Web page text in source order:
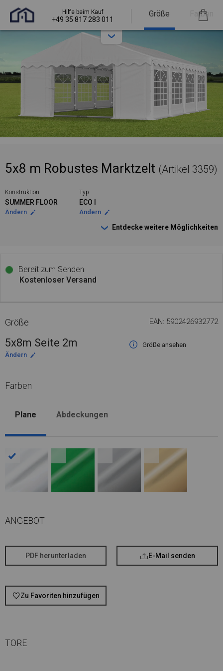
Hilfe beim Kauf
+49 35 817 283 011
Größe Farben
5x8 m Robustes Marktzelt (Artikel 3359)
Konstruktion
SUMMER FLOOR
Ändern
Typ
ECO I
Ändern
Entdecke weitere Möglichkeiten
Bereit zum Senden
Kostenloser Versand
Größe EAN: 5902426932772
5x8m Seite 2m
Größe ansehen
Ändern
Farben
Plane Abdeckungen
ANGEBOT
PDF herunterladen E-Mail senden
Zu Favoriten hinzufügen
TORE